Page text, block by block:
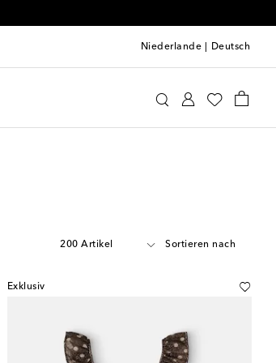
Niederlande Deutsch
200 Artikel Sortieren nach
Exklusiv